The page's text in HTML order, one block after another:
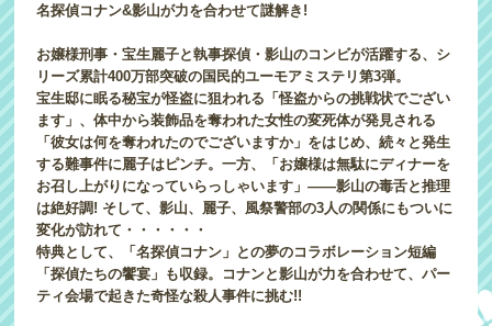
名探偵コナン&影山が力を合わせて謎解き!
お嬢様刑事・宝生麗子と執事探偵・影山のコンビが活躍する、シ
リーズ累計400万部突破の国民的ユーモアミステリ第3弾。
宝生邸に眠る秘宝が怪盗に狙われる「怪盗からの挑戦状でござい
ます」、体中から装飾品を奪われた女性の変死体が発見される
「彼女は何を奪われたのでございますか」をはじめ、続々と発生
する難事件に麗子はピンチ。一方、「お嬢様は無駄にディナーを
お召し上がりになっていらっしゃいます」――影山の毒舌と推理
は絶好調! そして、影山、麗子、風祭警部の3人の関係にもついに
変化が訪れて・・・・・・
特典として、「名探偵コナン」との夢のコラボレーション短編
「探偵たちの饗宴」も収録。コナンと影山が力を合わせて、パー
ティ会場で起きた奇怪な殺人事件に挑む!!